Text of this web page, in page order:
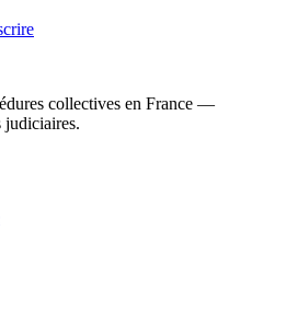
collectives en France —
judiciaires.